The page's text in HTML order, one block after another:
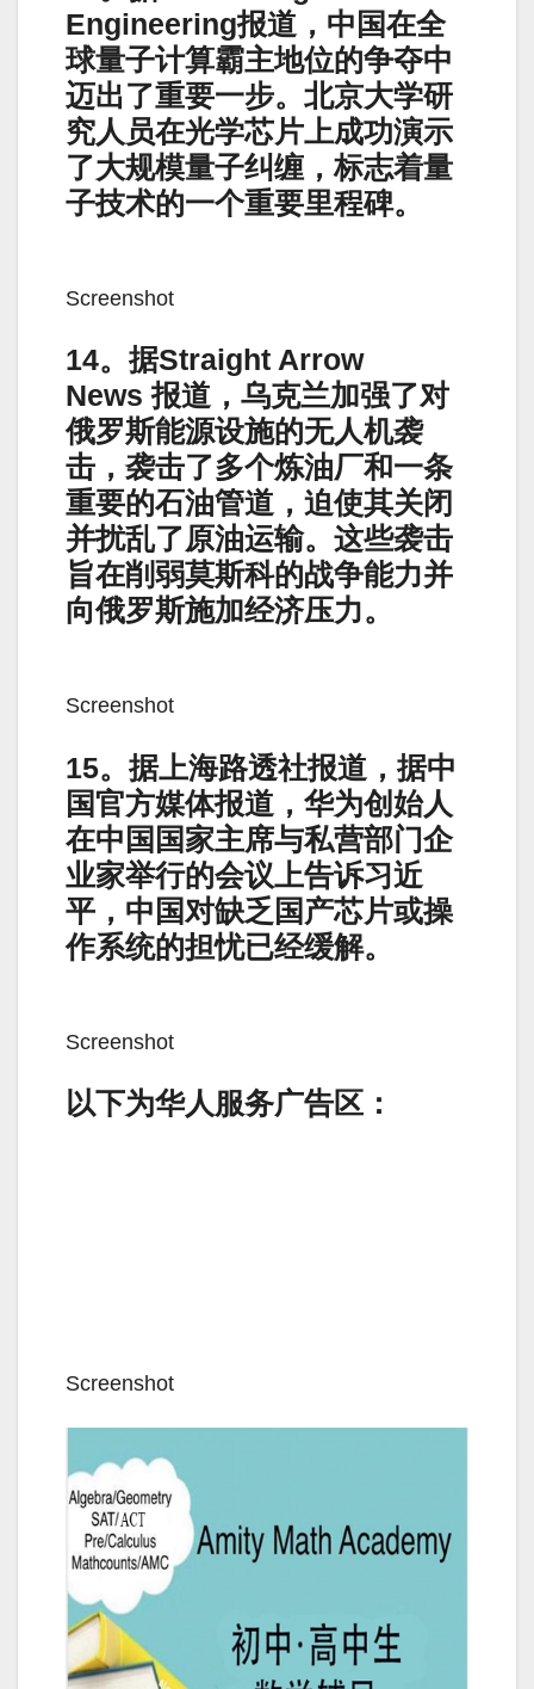
Engineering报道，中国在全
球量子计算霸主地位的争夺中
迈出了重要一步。北京大学研
究人员在光学芯片上成功演示
了大规模量子纠缠，标志着量
子技术的一个重要里程碑。
Screenshot
14。据Straight Arrow
News 报道，乌克兰加强了对
俄罗斯能源设施的无人机袭
击，袭击了多个炼油厂和一条
重要的石油管道，迫使其关闭
并扰乱了原油运输。这些袭击
旨在削弱莫斯科的战争能力并
向俄罗斯施加经济压力。
Screenshot
15。据上海路透社报道，据中
国官方媒体报道，华为创始人
在中国国家主席与私营部门企
业家举行的会议上告诉习近
平，中国对缺乏国产芯片或操
作系统的担忧已经缓解。
Screenshot
以下为华人服务广告区：
Screenshot